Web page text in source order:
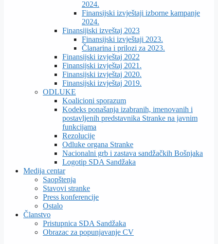
2024.
Finansijski izvještaji izborne kampanje
2024.
Finansijiski izveštaj 2023
Finansijski izvještaji 2023.
Članarina i prilozi za 2023.
Finansijski izvještaj 2022
Finansijski izvještaj 2021.
Finansijski izvještaj 2020.
Finansijski izvještaj 2019.
ODLUKE
Koalicioni sporazum
Kodeks ponašanja izabranih, imenovanih i
postavljenih predstavnika Stranke na javnim
funkcijama
Rezolucije
Odluke organa Stranke
Nacionalni grb i zastava sandžačkih Bošnjaka
Logotip SDA Sandžaka
Medija centar
Saopštenja
Stavovi stranke
Press konferencije
Ostalo
Članstvo
Pristupnica SDA Sandžaka
Obrazac za popunjavanje CV